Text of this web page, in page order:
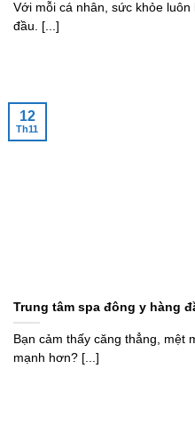
Với mỗi cá nhân, sức khỏe
đầu. [...]
Trung tâm spa đông y hàng
Bạn cảm thấy căng thẳng, mệt
mạnh hơn? [...]
12
Th11